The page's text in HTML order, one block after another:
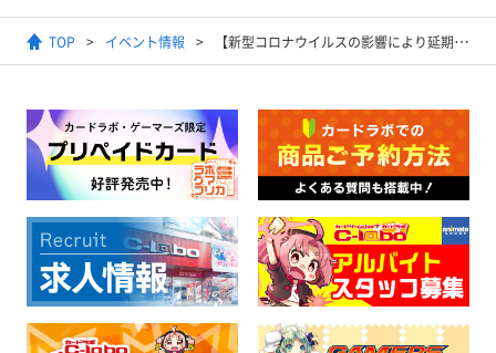
TOP イベント情報 【新型コロナウイルスの影響により延期いたします】「Card Jockey」「うちゅうのはじまり」ラバー製プレイマットをご用意！WIXOSS ラボツアー2021 WINTER 1月23日～31日 全国のカードラボで開催！